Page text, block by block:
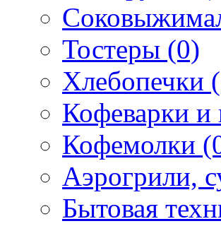
Тостеры (0)
Хлебопечки
Кофеварки
Кофемолки
Аэрогрили,
Бытовая